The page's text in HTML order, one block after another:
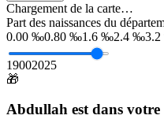
Chargement de la carte…
Part des naissances du
0.00 ‰0.80 ‰1.6 ‰2.4 ‰
19002025
🎁
Abdullah est dans votre